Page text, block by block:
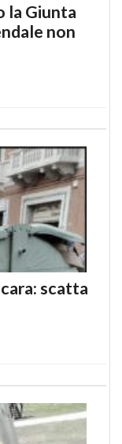
la Giunta
non
scatta